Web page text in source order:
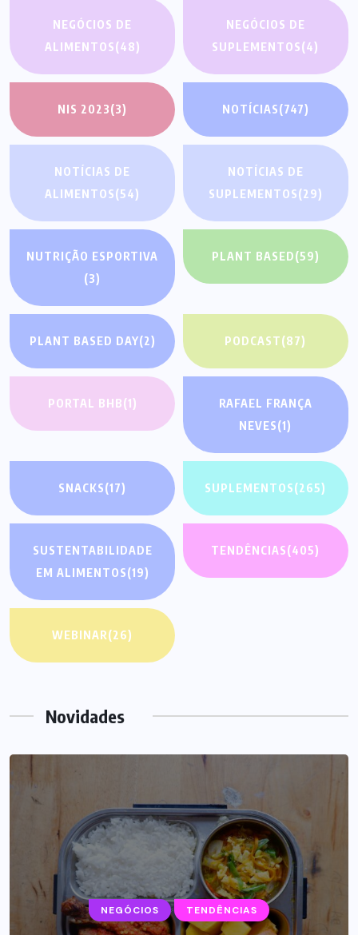
NEGÓCIOS DE
ALIMENTOS(48)
NEGÓCIOS DE
SUPLEMENTOS(4)
NIS 2023(3) NOTÍCIAS(747)
NOTÍCIAS DE
ALIMENTOS(54)
NOTÍCIAS DE
SUPLEMENTOS(29)
NUTRIÇÃO ESPORTIVA
(3)
PLANT BASED(59)
PLANT BASED DAY(2) PODCAST(87)
PORTAL BHB(1)
RAFAEL FRANÇA
NEVES(1)
SNACKS(17) SUPLEMENTOS(265)
SUSTENTABILIDADE
EM ALIMENTOS(19)
TENDÊNCIAS(405)
WEBINAR(26)
Novidades
NEGÓCIOS TENDÊNCIAS
SUPLEMENTOS